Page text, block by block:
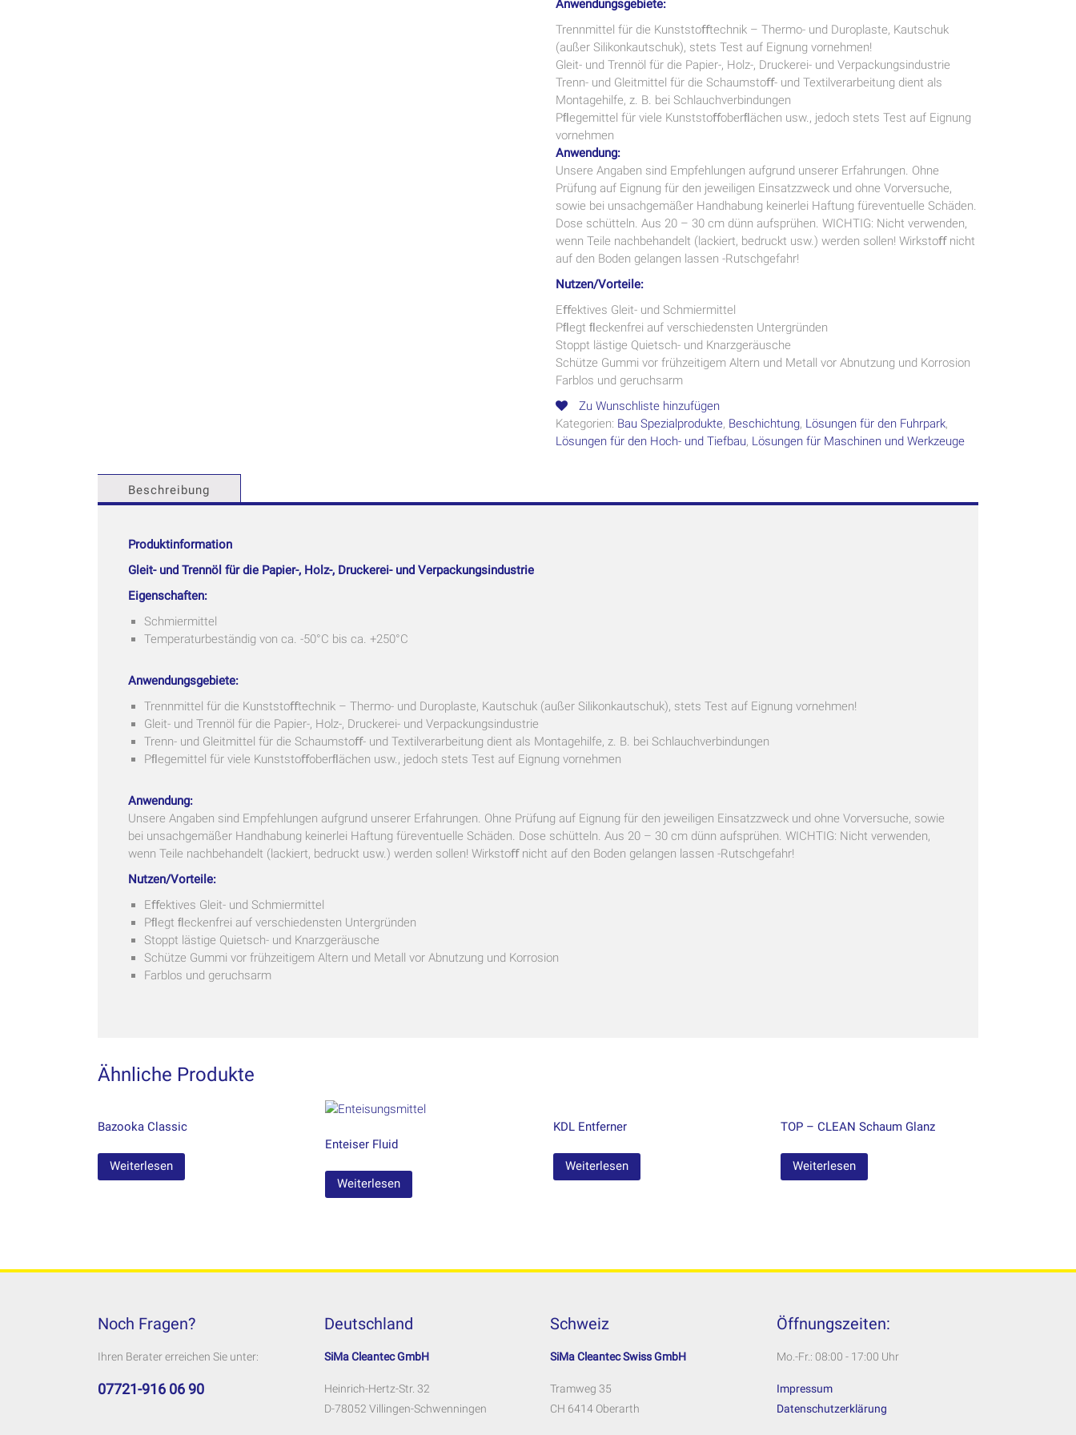
Anwendungsgebiete:
Trennmittel für die Kunststoﬀtechnik – Thermo- und Duroplaste, Kautschuk
(außer Silikonkautschuk), stets Test auf Eignung vornehmen!
Gleit- und Trennöl für die Papier-, Holz-, Druckerei- und Verpackungsindustrie
Trenn- und Gleitmittel für die Schaumstoﬀ- und Textilverarbeitung dient als
Montagehilfe, z. B. bei Schlauchverbindungen
Pﬂegemittel für viele Kunststoﬀoberﬂächen usw., jedoch stets Test auf Eignung
vornehmen
Anwendung:
Unsere Angaben sind Empfehlungen aufgrund unserer Erfahrungen. Ohne
Prüfung auf Eignung für den jeweiligen Einsatzzweck und ohne Vorversuche,
sowie bei unsachgemäßer Handhabung keinerlei Haftung füreventuelle Schäden.
Dose schütteln. Aus 20 – 30 cm dünn aufsprühen. WICHTIG: Nicht verwenden,
wenn Teile nachbehandelt (lackiert, bedruckt usw.) werden sollen! Wirkstoﬀ nicht
auf den Boden gelangen lassen -Rutschgefahr!
Nutzen/Vorteile:
Eﬀektives Gleit- und Schmiermittel
Pﬂegt ﬂeckenfrei auf verschiedensten Untergründen
Stoppt lästige Quietsch- und Knarzgeräusche
Schütze Gummi vor frühzeitigem Altern und Metall vor Abnutzung und Korrosion
Farblos und geruchsarm
Zu Wunschliste hinzufügen
Kategorien: Bau Spezialprodukte, Beschichtung, Lösungen für den Fuhrpark,
Lösungen für den Hoch- und Tiefbau, Lösungen für Maschinen und Werkzeuge
Beschreibung
Produktinformation
Gleit- und Trennöl für die Papier-, Holz-, Druckerei- und Verpackungsindustrie
Eigenschaften:
Schmiermittel
Temperaturbeständig von ca. -50°C bis ca. +250°C
Anwendungsgebiete:
Trennmittel für die Kunststoﬀtechnik – Thermo- und Duroplaste, Kautschuk (außer Silikonkautschuk), stets Test auf Eignung vornehmen!
Gleit- und Trennöl für die Papier-, Holz-, Druckerei- und Verpackungsindustrie
Trenn- und Gleitmittel für die Schaumstoﬀ- und Textilverarbeitung dient als Montagehilfe, z. B. bei Schlauchverbindungen
Pﬂegemittel für viele Kunststoﬀoberﬂächen usw., jedoch stets Test auf Eignung vornehmen
Anwendung:
Unsere Angaben sind Empfehlungen aufgrund unserer Erfahrungen. Ohne Prüfung auf Eignung für den jeweiligen Einsatzzweck und ohne Vorversuche, sowie
bei unsachgemäßer Handhabung keinerlei Haftung füreventuelle Schäden. Dose schütteln. Aus 20 – 30 cm dünn aufsprühen. WICHTIG: Nicht verwenden,
wenn Teile nachbehandelt (lackiert, bedruckt usw.) werden sollen! Wirkstoﬀ nicht auf den Boden gelangen lassen -Rutschgefahr!
Nutzen/Vorteile:
Eﬀektives Gleit- und Schmiermittel
Pﬂegt ﬂeckenfrei auf verschiedensten Untergründen
Stoppt lästige Quietsch- und Knarzgeräusche
Schütze Gummi vor frühzeitigem Altern und Metall vor Abnutzung und Korrosion
Farblos und geruchsarm
Ähnliche Produkte
Bazooka Classic
Weiterlesen
Enteiser Fluid
Weiterlesen
KDL Entferner
Weiterlesen
TOP – CLEAN Schaum Glanz
Weiterlesen
Noch Fragen?
Ihren Berater erreichen Sie unter:
07721-916 06 90
Deutschland
SiMa Cleantec GmbH
Heinrich-Hertz-Str. 32
D-78052 Villingen-Schwenningen
Schweiz
SiMa Cleantec Swiss GmbH
Tramweg 35
CH 6414 Oberarth
Öffnungszeiten:
Mo.-Fr.: 08:00 - 17:00 Uhr
Impressum
Datenschutzerklärung